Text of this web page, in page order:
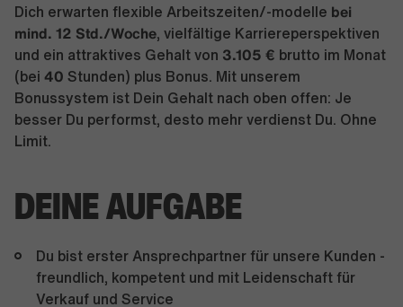
Dich erwarten flexible Arbeitszeiten/-modelle bei
mind. 12 Std./Woche , vielfältige Karriereperspektiven
und ein attraktives Gehalt von 3.105 € brutto im Monat
(bei 40 Stunden) plus Bonus. Mit unserem
Bonussystem ist Dein Gehalt nach oben offen: Je
besser Du performst, desto mehr verdienst Du. Ohne
Limit.
DEINE AUFGABE
Du bist erster Ansprechpartner für unsere Kunden -
freundlich, kompetent und mit Leidenschaft für
Verkauf und Service